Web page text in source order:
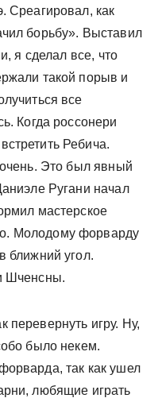
Среагировал, как
борьбу». Выставил
я сделал все, что
такой порыв и
все
Когда россонери
Ребича.
Это был явный
Ругани начал
мастерское
Молодому форварду
ближний угол.
Шченсны.
перевернуть игру. Ну,
было некем.
так как ушел
любящие играть